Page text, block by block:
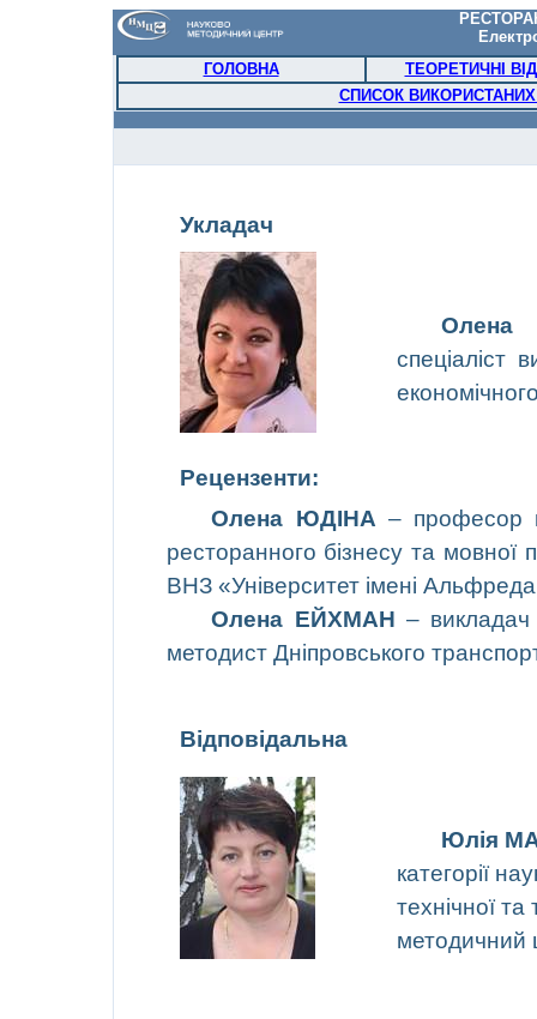
ГОЛОВНА
ТЕОРЕТИЧНІ
СПИСОК
Укладач
спеціаліст
Рецензенти:
Олена ЮДІНА – професор
ресторанного бізнесу та мовної
ВНЗ «Університет імені
Олена ЕЙХМАН –
методист Дніпровського
Відповідальна
Юлія
категорії
технічної